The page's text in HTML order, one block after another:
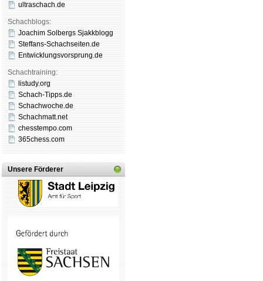
ultraschach.de
Schachblogs:
Joachim Solbergs Sjakkblogg
Steffans-Schachseiten.de
Entwicklungsvorsprung.de
Schachtraining:
listudy.org
Schach-Tipps.de
Schachwoche.de
Schachmatt.net
chesstempo.com
365chess.com
Unsere Förderer